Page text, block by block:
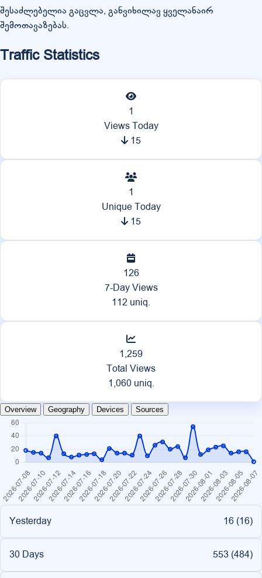
შესაძლებელია გაცვლა, განვიხილავ ყველანაირ
შემოთავაზებას.
Traffic Statistics
1
Views Today
15
1
Unique Today
15
126
7-Day Views
112 uniq.
1,259
Total Views
1,060 uniq.
Overview Geography Devices Sources
Yesterday 16 (16)
30 Days 553 (484)